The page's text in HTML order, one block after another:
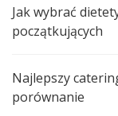
Jak wybrać
początkujących
Najlepszy
porównanie